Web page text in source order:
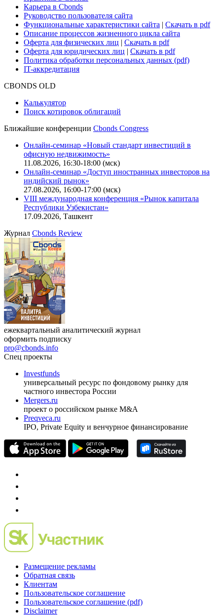
Для клиентов
О нас
Безопасность проведения платежей
Практика в Cbonds
Карьера в Cbonds
Руководство пользователя сайта
Функциональные характеристики сайта|Скачать в pdf
Описание процессов жизненного цикла сайта
Оферта для физических лиц
Оферта для юридических лиц
IT-аккредитация
Поиск котировок облигаций
Ближайшие конференцииCbonds Congress
Онлайн-семинар «Новый стандарт инвестиций в
офисную недвижимость»
11.08.2026, 16:30-18:00 (мск)
Онлайн-семинар «Доступ иностранных инвесторов на
индийский рынок»
VIII международная конференция «Рынок капитала
Республики Узбекистан»
17.09.2026, Ташкент
ЖурналCbonds Review
ежеквартальный аналитический журнал
оформить подписку
pro@cbonds.info
Спец проекты
Investfunds
универсальный ресурс по фондовому рынку для
частного инвестора России
проект о российском рынке M&A
Preqveca.ru
Размещение рекламы
Обратная связь